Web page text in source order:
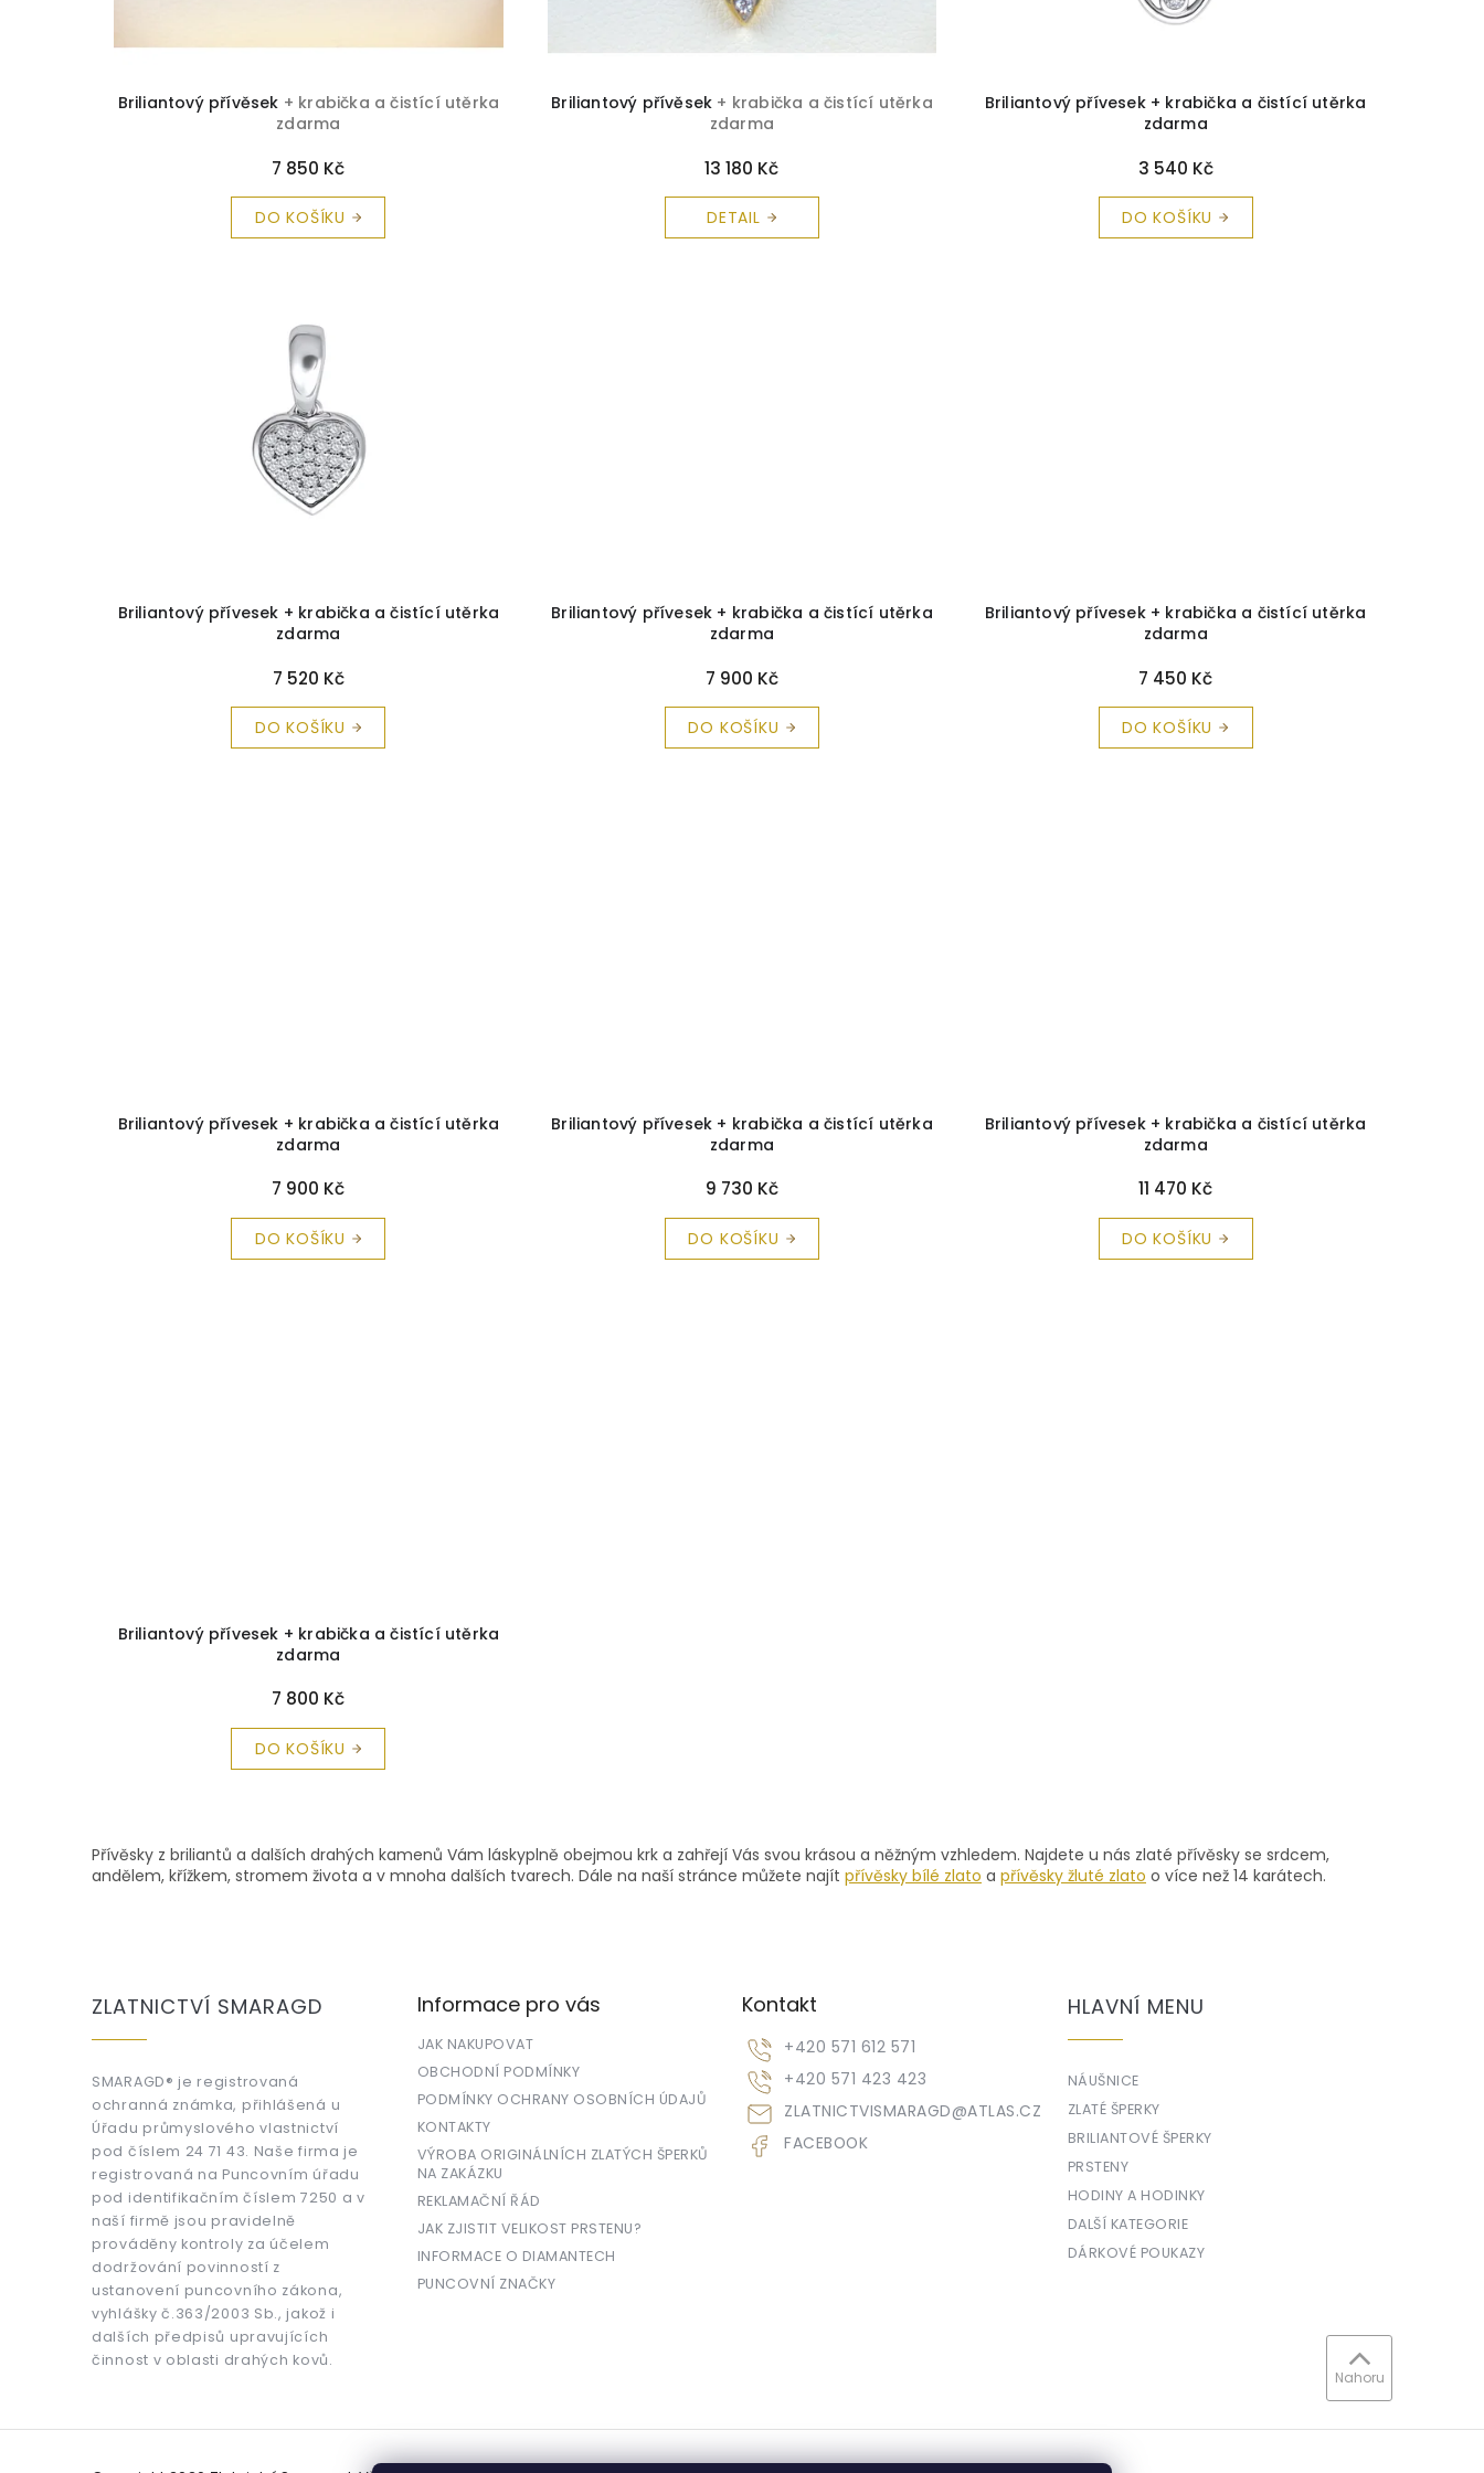
Briliantový přívěsek + krabička a čistící utěrka
zdarma
7 850 Kč
DO KOŠÍKU
Briliantový přívěsek + krabička a čistící utěrka
zdarma
13 180 Kč
DETAIL
Briliantový přívesek + krabička a čistící utěrka
zdarma
3 540 Kč
DO KOŠÍKU
Briliantový přívesek + krabička a čistící utěrka
zdarma
7 520 Kč
DO KOŠÍKU
Briliantový přívesek + krabička a čistící utěrka
zdarma
7 900 Kč
DO KOŠÍKU
Briliantový přívesek + krabička a čistící utěrka
zdarma
7 450 Kč
DO KOŠÍKU
Briliantový přívesek + krabička a čistící utěrka
zdarma
7 900 Kč
DO KOŠÍKU
Briliantový přívesek + krabička a čistící utěrka
zdarma
9 730 Kč
DO KOŠÍKU
Briliantový přívesek + krabička a čistící utěrka
zdarma
11 470 Kč
DO KOŠÍKU
Briliantový přívesek + krabička a čistící utěrka
zdarma
7 800 Kč
DO KOŠÍKU
v
l
á
r
k
y
v
ý
p
Přívěsky z briliantů a dalších drahých kamenů Vám láskyplně obejmou krk a zahřejí Vás svou krásou a něžným vzhledem. Najdete u nás zlaté přívěsky se srdcem,
andělem, křížkem, stromem života a v mnoha dalších tvarech. Dále na naší stránce můžete najít přívěsky bílé zlato a přívěsky žluté zlato o více než 14 karátech.
ZLATNICTVÍ SMARAGD
SMARAGD® je registrovaná
ochranná známka, přihlášená u
Úřadu průmyslového vlastnictví
pod číslem 24 71 43. Naše firma je
registrovaná na Puncovním úřadu
pod identifikačním číslem 7250 a v
naší firmě jsou pravidelně
prováděny kontroly za účelem
dodržování povinností z
ustanovení puncovního zákona,
vyhlášky č.363/2003 Sb., jakož i
dalších předpisů upravujících
činnost v oblasti drahých kovů.
Informace pro vás
JAK NAKUPOVAT
OBCHODNÍ PODMÍNKY
PODMÍNKY OCHRANY OSOBNÍCH ÚDAJŮ
KONTAKTY
VÝROBA ORIGINÁLNÍCH ZLATÝCH ŠPERKŮ
NA ZAKÁZKU
REKLAMAČNÍ ŘÁD
JAK ZJISTIT VELIKOST PRSTENU?
INFORMACE O DIAMANTECH
PUNCOVNÍ ZNAČKY
Kontakt
ZLATNICTVISMARAGD@ATLAS.CZ
+420 571 612 571
+420 571 423 423
FACEBOOK
HLAVNÍ MENU
NÁUŠNICE
ZLATÉ ŠPERKY
BRILIANTOVÉ ŠPERKY
PRSTENY
HODINY A HODINKY
DALŠÍ KATEGORIE
DÁRKOVÉ POUKAZY
Nahoru